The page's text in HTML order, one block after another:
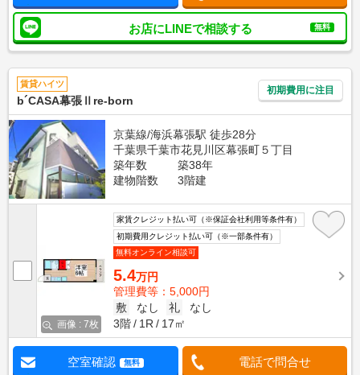
お店にLINEで相談する 無料
賃貸ハイツ
b´CASA幕張Ⅱre-born
初期費用に注目
京葉線/海浜幕張駅 徒歩28分
千葉県千葉市花見川区幕張町５丁目
築年数
築38年
建物階数
3階建
画像 : 7枚
家賃クレジット払い可（※保証会社利用等条件有）
初期費用クレジット払い可（※一部条件有）
無料オンライン相談可
5.4万円
管理費等：5,000円
敷
なし 礼
なし
3階
1R 17㎡
空室確認 無料 電話で問合せ